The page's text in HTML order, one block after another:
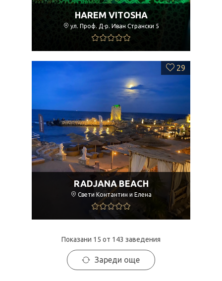
HAREM VITOSHA
ул. Проф. Д-р. Иван Странски 5
29
RADJANA BEACH
Свети Контантин и Елена
Показани 15 от 143 заведения
Зареди още